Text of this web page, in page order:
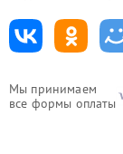
Мы принимаем
все формы оплаты